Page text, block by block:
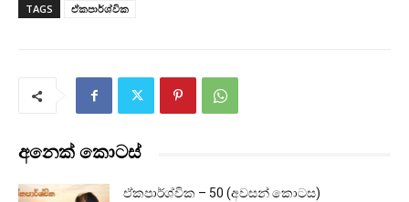
TAGS ඒකපාර්ශ්වික
අනෙක් කොටස්
ඒකපාර්ශ්වික – 50 (අවසන් කොටස)